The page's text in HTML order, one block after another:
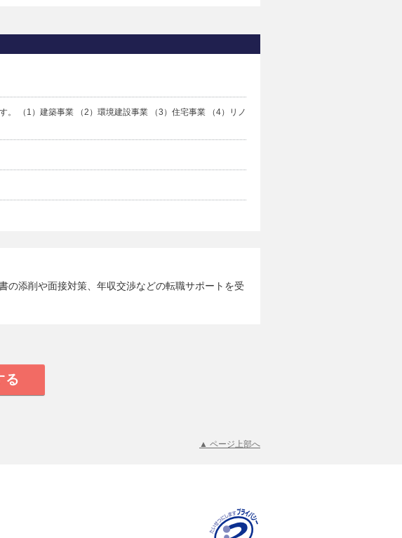
。 （1）建築事業 （2）環境建設事業 （3）住宅事業 （4）リノ
の添削や面接対策、年収交渉などの転職サポートを受
る
▲ ページ上部へ